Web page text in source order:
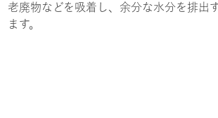
老廃物などを吸着し、余分な水分を排出
ます。